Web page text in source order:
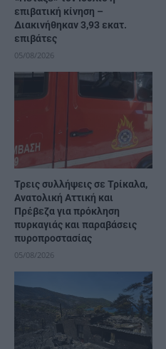
επιβατική κίνηση –
Διακινήθηκαν 3,93 εκατ.
επιβάτες
05/08/2026
Τρεις συλλήψεις σε Τρίκαλα,
Ανατολική Αττική και
Πρέβεζα για πρόκληση
πυρκαγιάς και παραβάσεις
πυροπροστασίας
05/08/2026